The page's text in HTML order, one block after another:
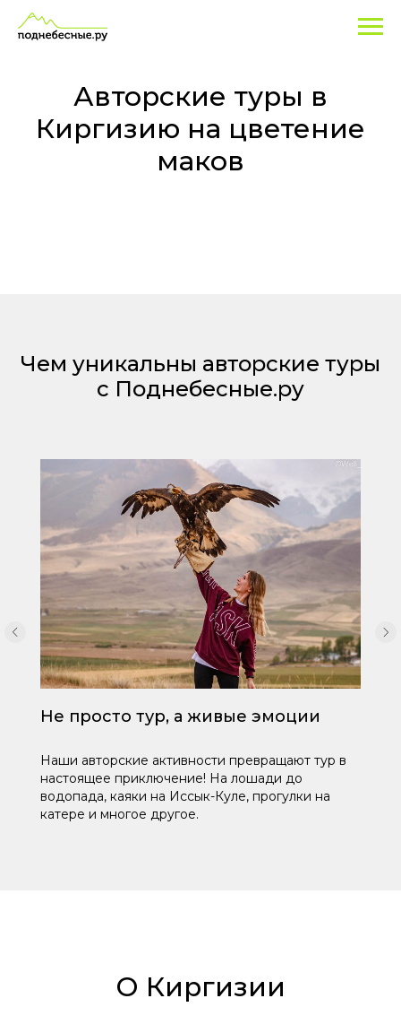
Авторские
туры
Киргизию
Авторские туры в
Киргизию на цветение
маков
Чем уникальны авторские туры
с Поднебесные.ру
Не просто тур, а живые эмоции
Наши авторские активности превращают тур в
настоящее приключение! На лошади до
водопада, каяки на Иссык-Куле, прогулки на
катере и многое другое.
О Киргизии